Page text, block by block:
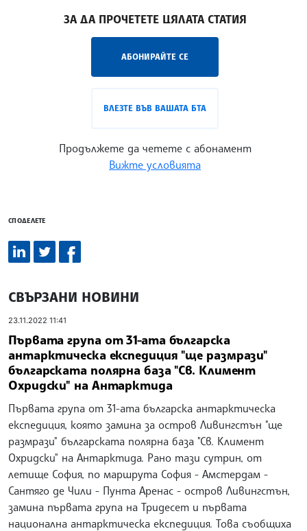
ЗА ДА ПРОЧЕТЕТЕ ЦЯЛАТА СТАТИЯ
АБОНИРАЙТЕ СЕ
ВЛЕЗТЕ ВЪВ ВАШАТА БТА
Продължете да четете с абонамент
Вижте условията
СПОДЕЛЕТЕ
СВЪРЗАНИ НОВИНИ
23.11.2022 11:41
Първата група от 31-ата българска
антарктическа експедиция "ще размрази"
българската полярна база "Св. Климент
Охридски" на Антарктида
Първата група от 31-ата българска антарктическа
експедиция, която замина за остров Ливингстън "ще
размрази" българската полярна база "Св. Климент
Охридски" на Антарктида. Рано тази сутрин, от
летище София, по маршрута София - Амстердам -
Сантяго де Чили - Пунта Аренас - остров Ливингстън,
замина първата група на Тридесет и първата
национална антарктическа експедиция. Това съобщиха